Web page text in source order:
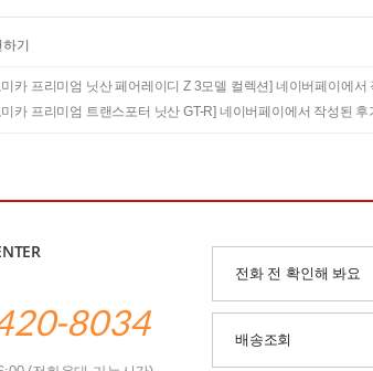
기
미카 프리미엄 닛산 페어레이디 Z 3모델 컬렉션] 네이버페이에서
미카 프리미엄 트랜스포터 닛산 GT-R] 네이버페이에서 작성된 후
8034
전화 전 확인해 봐요
배송조회